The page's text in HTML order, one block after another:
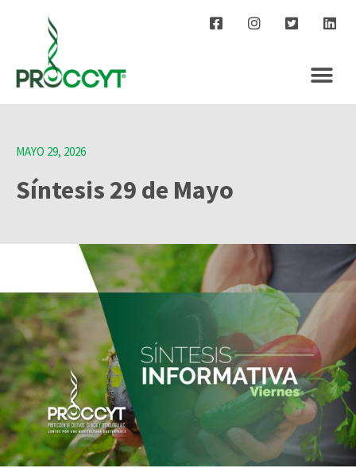
MAYO 29, 2026
Síntesis 29 de Mayo